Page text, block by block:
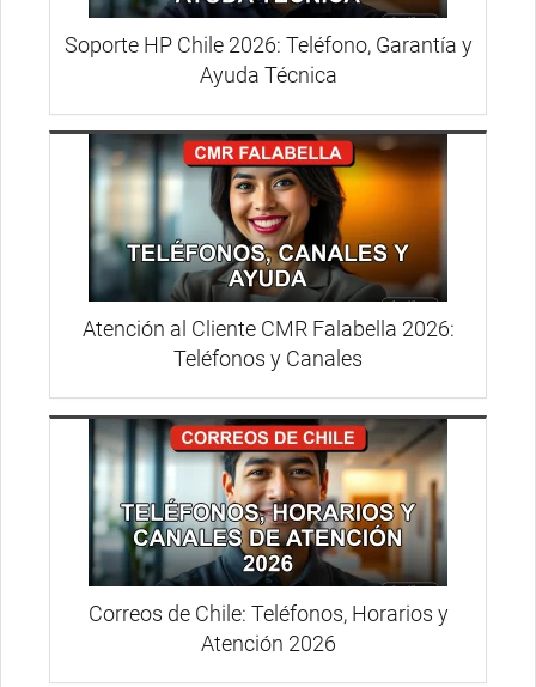
Soporte HP Chile 2026: Teléfono, Garantía y
Ayuda Técnica
Atención al Cliente CMR Falabella 2026:
Teléfonos y Canales
Correos de Chile: Teléfonos, Horarios y
Atención 2026